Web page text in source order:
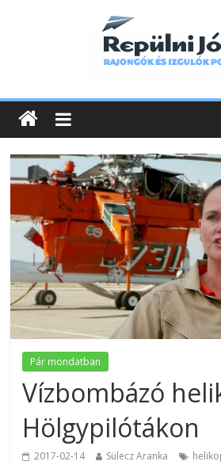
Pár mondatban
Vízbombázó
Hölgypilótákon
2017-02-14 Sülecz Aranka